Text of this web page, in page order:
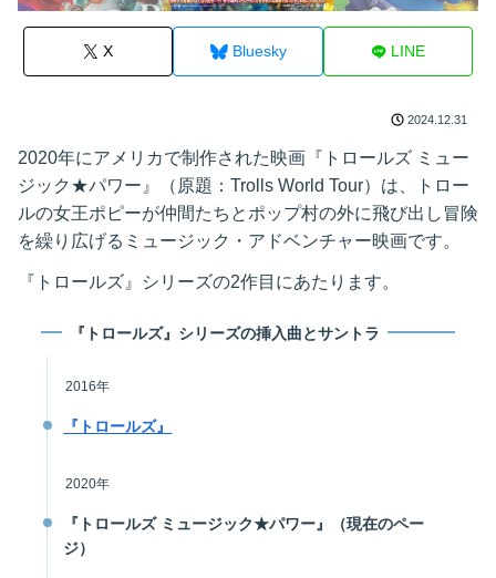
X Bluesky LINE
2024.12.31
2020年にアメリカで制作された映画『トロールズ ミュー
ジック★パワー』（原題：Trolls World Tour）は、トロー
ルの女王ポピーが仲間たちとポップ村の外に飛び出し冒険
を繰り広げるミュージック・アドベンチャー映画です。
『トロールズ』シリーズの2作目にあたります。
『トロールズ』シリーズの挿入曲とサントラ
2016年
『トロールズ』
2020年
『トロールズ ミュージック★パワー』（現在のペー
ジ）